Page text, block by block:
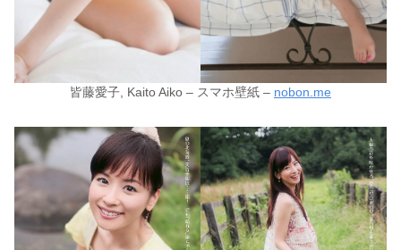
皆藤愛子, Kaito Aiko – スマホ壁紙 – nobon.me